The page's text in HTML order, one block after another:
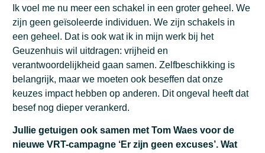
Ik voel me nu meer een schakel in een groter geheel. We
zijn geen geïsoleerde individuen. We zijn schakels in
een geheel. Dat is ook wat ik in mijn werk bij het
Geuzenhuis wil uitdragen: vrijheid en
verantwoordelijkheid gaan samen. Zelfbeschikking is
belangrijk, maar we moeten ook beseffen dat onze
keuzes impact hebben op anderen. Dit ongeval heeft dat
besef nog dieper verankerd.
Jullie getuigen ook samen met Tom Waes voor de
nieuwe VRT-campagne ‘Er zijn geen excuses’. Wat